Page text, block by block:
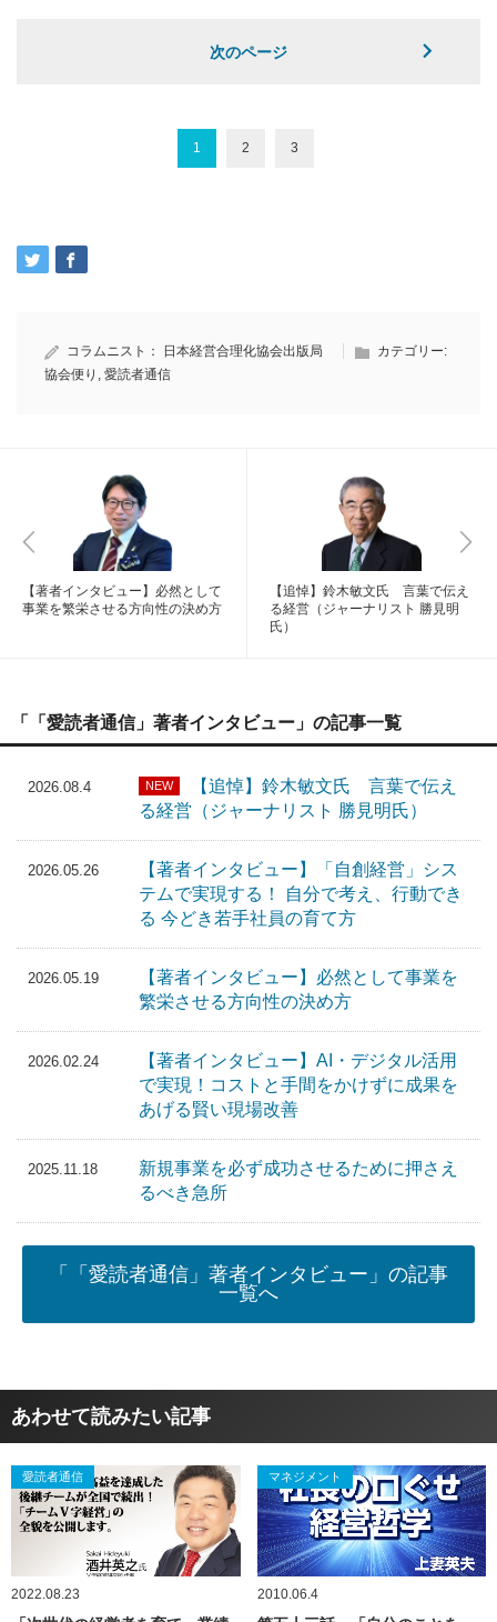
次のページ
1 2 3
コラムニスト： 日本経営合理化協会出版局
カテゴリー:
協会便り , 愛読者通信
【著者インタビュー】必然として
事業を繁栄させる方向性の決め方
【追悼】鈴木敏文氏 言葉で伝え
る経営（ジャーナリスト 勝見明
氏）
「「愛読者通信」著者インタビュー」の記事一覧
2026.08.4 NEW
【追悼】鈴木敏文氏 言葉で伝え
る経営（ジャーナリスト 勝見明氏）
2026.05.26
【著者インタビュー】「自創経営」シス
テムで実現する！ 自分で考え、行動でき
る 今どき若手社員の育て方
2026.05.19
【著者インタビュー】必然として事業を
繁栄させる方向性の決め方
2026.02.24
【著者インタビュー】AI・デジタル活用
で実現！コストと手間をかけずに成果を
あげる賢い現場改善
2025.11.18
新規事業を必ず成功させるために押さえ
るべき急所
「「愛読者通信」著者インタビュー」の記事
一覧へ
あわせて読みたい記事
愛読者通信
2022.08.23
マネジメント
2010.06.4